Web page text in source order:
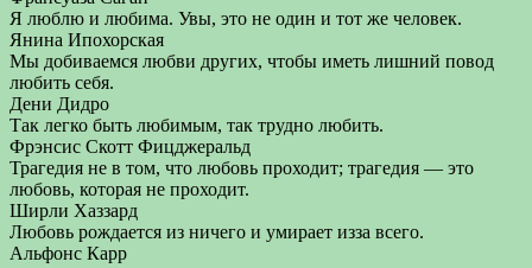
Я люблю и любима. Увы, это не один и тот же человек.
Янина Ипохорская
Мы добиваемся любви других, чтобы иметь лишний повод
любить себя.
Дени Дидро
Так легко быть любимым, так трудно любить.
Фрэнсис Скотт Фицджеральд
Трагедия не в том, что любовь проходит; трагедия — это
любовь, которая не проходит.
Ширли Хаззард
Любовь рождается из ничего и умирает изза всего.
Альфонс Карр